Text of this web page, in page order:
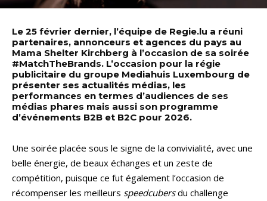
Le 25 février dernier, l’équipe de Regie.lu a réuni
partenaires, annonceurs et agences du pays au
Mama Shelter Kirchberg à l’occasion de sa soirée
#MatchTheBrands. L’occasion pour la régie
publicitaire du groupe Mediahuis Luxembourg de
présenter ses actualités médias, les
performances en termes d’audiences de ses
médias phares mais aussi son programme
d’événements B2B et B2C pour 2026.
Une soirée placée sous le signe de la convivialité, avec une
belle énergie, de beaux échanges et un zeste de
compétition, puisque ce fut également l’occasion de
récompenser les meilleurs speedcubersdu challenge